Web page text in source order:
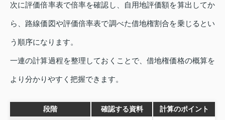
次に評価倍率表で倍率を確認し、自用地評価額を算出してか
ら、路線価図や評価倍率表で調べた借地権割合を乗じるとい
う順序になります。
一連の計算過程を整理しておくことで、借地権価格の概算を
より分かりやすく把握できます。
段階 確認する資料 計算のポイント